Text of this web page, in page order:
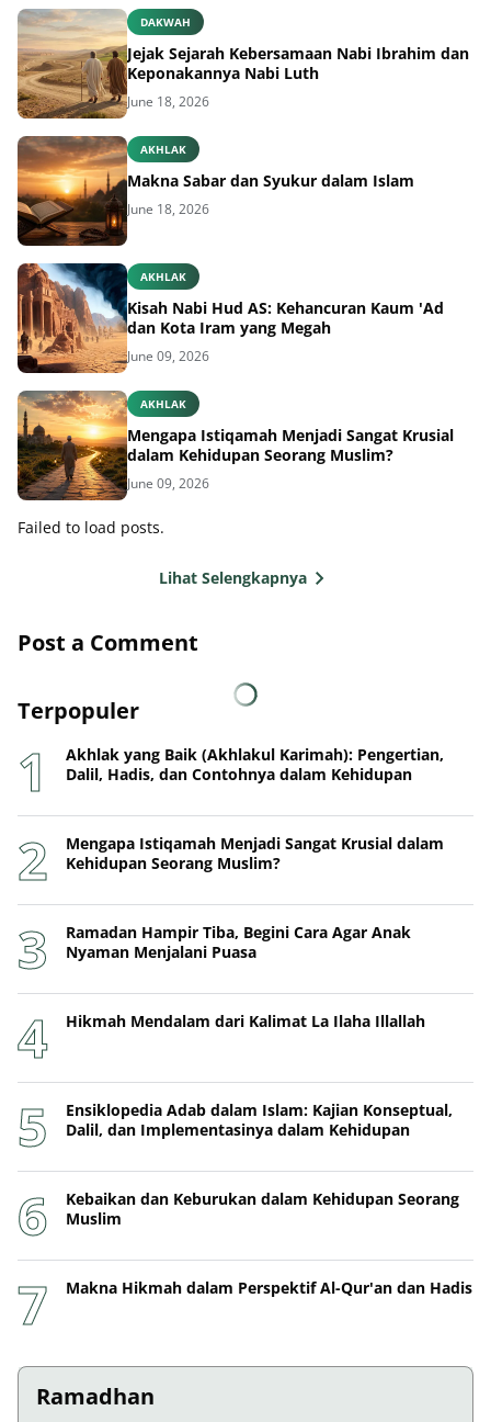
DAKWAH
Jejak Sejarah Kebersamaan Nabi Ibrahim dan
Keponakannya Nabi Luth
June 18, 2026
AKHLAK
Makna Sabar dan Syukur dalam Islam
June 18, 2026
AKHLAK
Kisah Nabi Hud AS: Kehancuran Kaum 'Ad
dan Kota Iram yang Megah
June 09, 2026
AKHLAK
Mengapa Istiqamah Menjadi Sangat Krusial
dalam Kehidupan Seorang Muslim?
June 09, 2026
Failed to load posts.
Lihat Selengkapnya
Post a Comment
Terpopuler
Akhlak yang Baik (Akhlakul Karimah): Pengertian,
Dalil, Hadis, dan Contohnya dalam Kehidupan
Mengapa Istiqamah Menjadi Sangat Krusial dalam
Kehidupan Seorang Muslim?
Ramadan Hampir Tiba, Begini Cara Agar Anak
Nyaman Menjalani Puasa
Hikmah Mendalam dari Kalimat La Ilaha Illallah
Ensiklopedia Adab dalam Islam: Kajian Konseptual,
Dalil, dan Implementasinya dalam Kehidupan
Kebaikan dan Keburukan dalam Kehidupan Seorang
Muslim
Makna Hikmah dalam Perspektif Al-Qur'an dan Hadis
Ramadhan